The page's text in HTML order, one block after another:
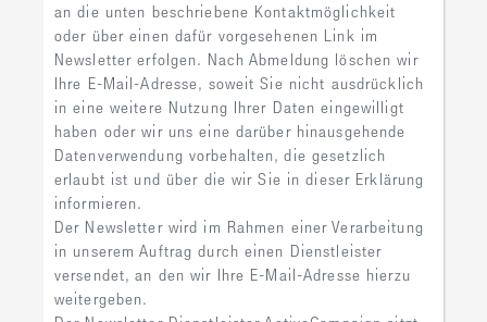
an die unten beschriebene Kontaktmöglichkeit
oder über einen dafür vorgesehenen Link im
Newsletter erfolgen. Nach Abmeldung löschen wir
Ihre E-Mail-Adresse, soweit Sie nicht ausdrücklich
in eine weitere Nutzung Ihrer Daten eingewilligt
haben oder wir uns eine darüber hinausgehende
Datenverwendung vorbehalten, die gesetzlich
erlaubt ist und über die wir Sie in dieser Erklärung
informieren.
Der Newsletter wird im Rahmen einer Verarbeitung
in unserem Auftrag durch einen Dienstleister
versendet, an den wir Ihre E-Mail-Adresse hierzu
weitergeben.